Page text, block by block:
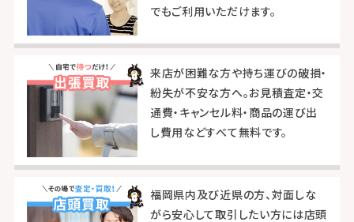
でもご利用いただけます。
来店が困難な方や持ち運びの破損・
紛失が不安な方へ。お見積査定・交
通費・キャンセル料・商品の運び出
し費用などすべて無料です。
福岡県内及び近県の方、対面しな
がら安心して取引したい方には店頭